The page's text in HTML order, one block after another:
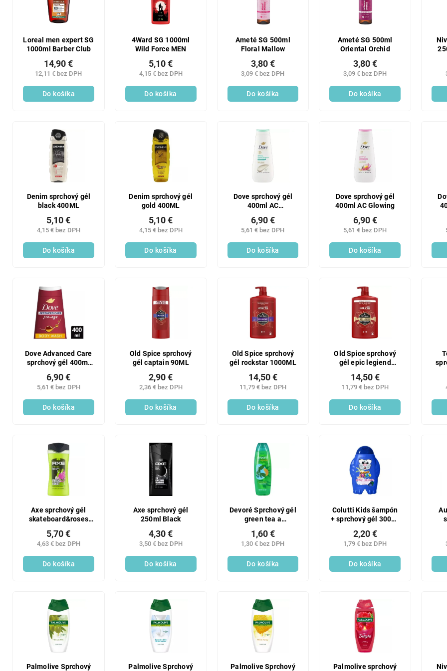
Loreal men expert SG
1000ml Barber Club
12,11 € bez DPH
14,90 €
Do košíka
4Ward SG 1000ml
Wild Force MEN
4,15 € bez DPH
5,10 €
Do košíka
Ameté SG 500ml
Floral Mallow
3,09 € bez DPH
3,80 €
Do košíka
Ameté SG 500ml
Oriental Orchid
3,09 € bez DPH
3,80 €
Do košíka
Denim sprchový gél
black 400ML
4,15 € bez DPH
5,10 €
Do košíka
Denim sprchový gél
gold 400ML
4,15 € bez DPH
5,10 €
Do košíka
Dove sprchový gél
400ml AC
5,61 € bez DPH
6,90 €
Do košíka
Dove sprchový gél
400ml AC Glowing
5,61 € bez DPH
6,90 €
Do košíka
Dove Advanced Care
sprchový gél 400ml
5,61 € bez DPH
6,90 €
Do košíka
Old Spice sprchový
gél captain 90ML
2,36 € bez DPH
2,90 €
Do košíka
Old Spice sprchový
gél rockstar 1000ML
11,79 € bez DPH
14,50 €
Do košíka
Old Spice sprchový
gél epic legiend
11,79 € bez DPH
14,50 €
Do košíka
Axe sprchový gél
skateboard&roses
4,63 € bez DPH
5,70 €
Do košíka
Axe sprchový gél
250ml Black
3,50 € bez DPH
4,30 €
Do košíka
Devoré Sprchový gél
green tea a
1,30 € bez DPH
1,60 €
Do košíka
Colutti Kids šampón
+ sprchový gél 300ml
1,79 € bez DPH
2,20 €
Do košíka
Palmolive Sprchový Palmolive Sprchový Palmolive Sprchový Palmolive sprchový